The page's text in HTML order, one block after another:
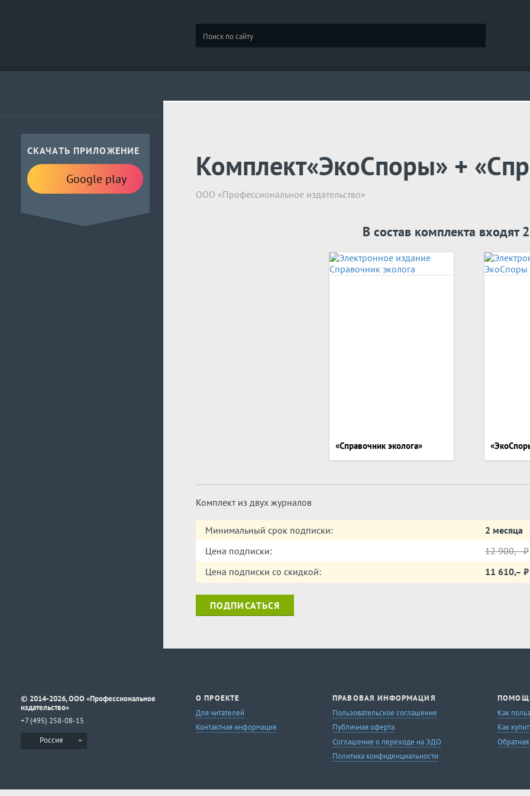
СКАЧАТЬ ПРИЛОЖЕНИЕ
Google play Комплект«ЭкоСпоры» +
ООО «Профессиональное издательство»
В состав комплекта входят
«Справочник эколога»
Комплект из двух журналов
Минимальный срок подписки:
2 месяца
Цена подписки:
12 900,– ⃏
Цена подписки со скидкой:
11 610,–
ПОДПИСАТЬСЯ
© 2014-2026, ООО «Профессиональное
издательство»
+7 (495) 258-08-15
Россия
О ПРОЕКТЕ
Для читателей
Контактная информация
ПРАВОВАЯ ИНФОРМАЦИЯ
Пользовательское соглашение
Публичная оферта
Соглашение о переходе на ЭДО
Политика конфиденциальности
Как
Как
Обратная